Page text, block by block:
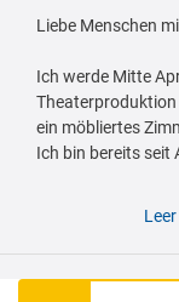
Liebe Menschen
Ich werde Mitte
Theaterproduktion
ein möbliertes
Ich bin bereits seit